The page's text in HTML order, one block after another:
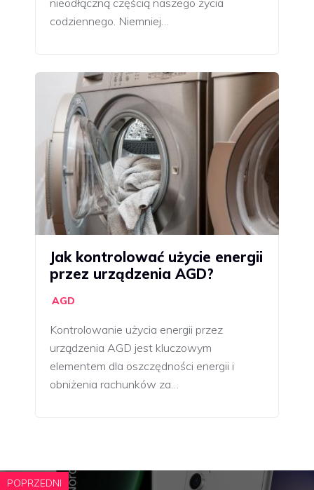
codziennego. Niemniej…
Jak kontrolować użycie energii
przez urządzenia AGD?
AGD
Kontrolowanie użycia energii przez
urządzenia AGD jest kluczowym
elementem dla oszczędności energii i
obniżenia rachunków za…
POPRZEDNI